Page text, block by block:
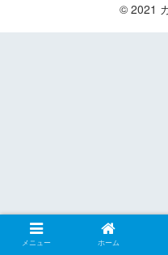
© 2021
メニュー ホーム